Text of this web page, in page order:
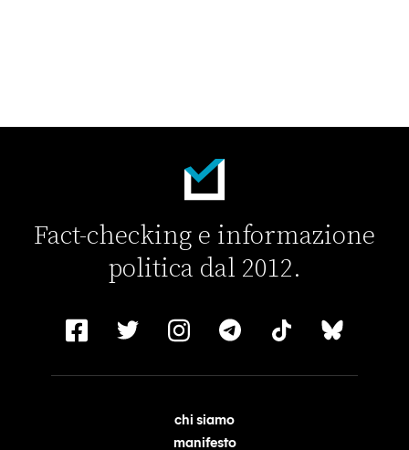
Fact-checking e informazione
politica dal 2012.
chi siamo
manifesto